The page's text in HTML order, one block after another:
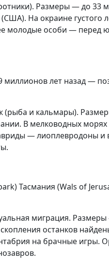
Размеры — до 33
На окраине густого
особи — перед
миллионов лет назад —
и кальмары).
В мелководных
— лиоплевродоны и
Тасмания (Wals of
миграция.
останков
на брачные игры.